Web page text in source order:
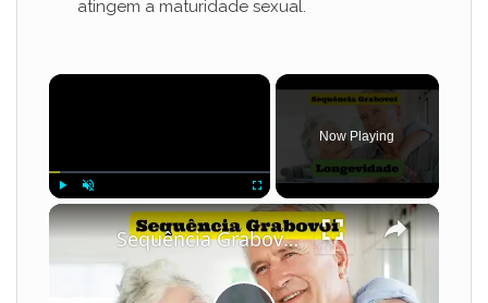
atingem a maturidade sexual.
×
Fullscreen
Now Playing
×
Sequência Grabovoi Vida Longa e Prosperidade 71427321893